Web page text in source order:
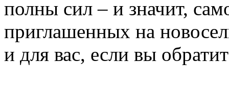
полны сил – и значит,
приглашенных на
и для вас, если вы